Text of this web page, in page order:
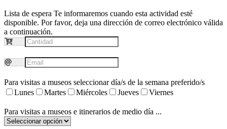
Lista de espera Te informaremos cuando esta actividad esté
disponible. Por favor, deja una dirección de correo electrónico válida
a continuación.
Para visitas a museos seleccionar día/s de la semana preferido/s
Lunes
Martes Miércoles Jueves Viernes
Para visitas a museos e itinerarios de medio día ...